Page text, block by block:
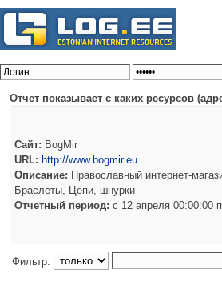
Отчет показывает с каких ресурсов
Сайт: BogMir
URL: http://www.bogmir.eu
Описание: Православный интернет-
Браслеты, Цепи, шнурки
Отчетный период: c 12 апреля 00:00:00
Фильтр: